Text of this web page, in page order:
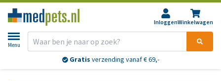
InloggenWinkelwagen
Menu
Gratis verzending vanaf € 69,-